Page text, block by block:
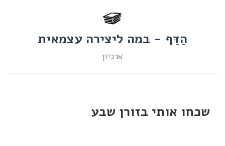
הַדַּף - במה ליצירה עצמאית
ארכיון
שכחו אותי בזורן שבע